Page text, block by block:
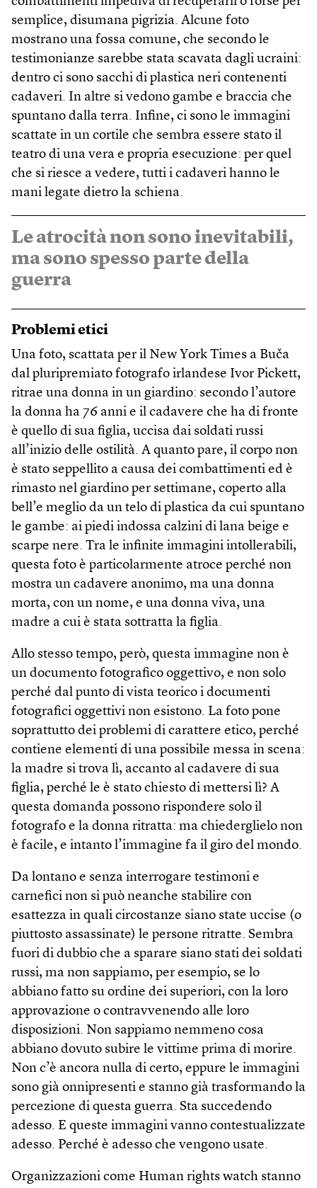
semplice, disumana pigrizia. Alcune foto
mostrano una fossa comune, che secondo le
testimonianze sarebbe stata scavata dagli ucraini:
dentro ci sono sacchi di plastica neri contenenti
cadaveri. In altre si vedono gambe e braccia che
spuntano dalla terra. Infine, ci sono le immagini
scattate in un cortile che sembra essere stato il
teatro di una vera e propria esecuzione: per quel
che si riesce a vedere, tutti i cadaveri hanno le
mani legate dietro la schiena.
Le atrocità non sono inevitabili,
ma sono spesso parte della
guerra
Problemi etici
Una foto, scattata per il New York Times a Buča
dal pluripremiato fotografo irlandese Ivor Pickett,
ritrae una donna in un giardino: secondo l’autore
la donna ha 76 anni e il cadavere che ha di fronte
è quello di sua figlia, uccisa dai soldati russi
all’inizio delle ostilità. A quanto pare, il corpo non
è stato seppellito a causa dei combattimenti ed è
rimasto nel giardino per settimane, coperto alla
bell’e meglio da un telo di plastica da cui spuntano
le gambe: ai piedi indossa calzini di lana beige e
scarpe nere. Tra le infinite immagini intollerabili,
questa foto è particolarmente atroce perché non
mostra un cadavere anonimo, ma una donna
morta, con un nome, e una donna viva, una
madre a cui è stata sottratta la figlia.
Allo stesso tempo, però, questa immagine non è
un documento fotografico oggettivo, e non solo
perché dal punto di vista teorico i documenti
fotografici oggettivi non esistono. La foto pone
soprattutto dei problemi di carattere etico, perché
contiene elementi di una possibile messa in scena:
la madre si trova lì, accanto al cadavere di sua
figlia, perché le è stato chiesto di mettersi lì? A
questa domanda possono rispondere solo il
fotografo e la donna ritratta: ma chiederglielo non
è facile, e intanto l’immagine fa il giro del mondo.
Da lontano e senza interrogare testimoni e
carnefici non si può neanche stabilire con
esattezza in quali circostanze siano state uccise (o
piuttosto assassinate) le persone ritratte. Sembra
fuori di dubbio che a sparare siano stati dei soldati
russi, ma non sappiamo, per esempio, se lo
abbiano fatto su ordine dei superiori, con la loro
approvazione o contravvenendo alle loro
disposizioni. Non sappiamo nemmeno cosa
abbiano dovuto subire le vittime prima di morire.
Non c’è ancora nulla di certo, eppure le immagini
sono già onnipresenti e stanno già trasformando la
percezione di questa guerra. Sta succedendo
adesso. E queste immagini vanno contestualizzate
adesso. Perché è adesso che vengono usate.
Organizzazioni come Human rights watch stanno